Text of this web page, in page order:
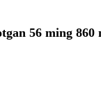
56 ming